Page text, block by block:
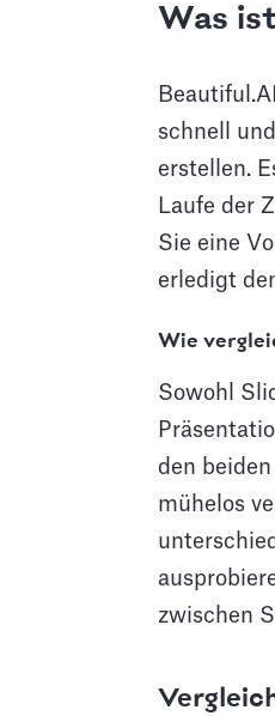
Was
schnell
erstellen.
Laufe der
Sie eine
erledigt
Wie
Sowohl
den
mühelos
zwischen